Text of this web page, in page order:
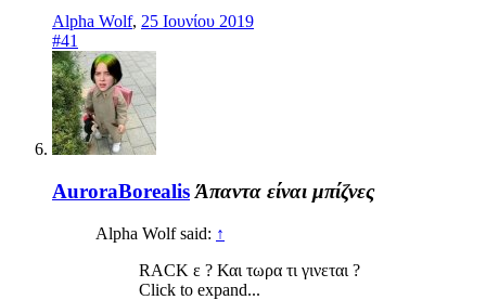
Alpha Wolf, 25 Ιουνίου 2019
#41
AuroraBorealis Άπαντα είναι μπίζνες
Alpha Wolf said: ↑
RACK ε ? Και τωρα τι γινεται ?
Click to expand...